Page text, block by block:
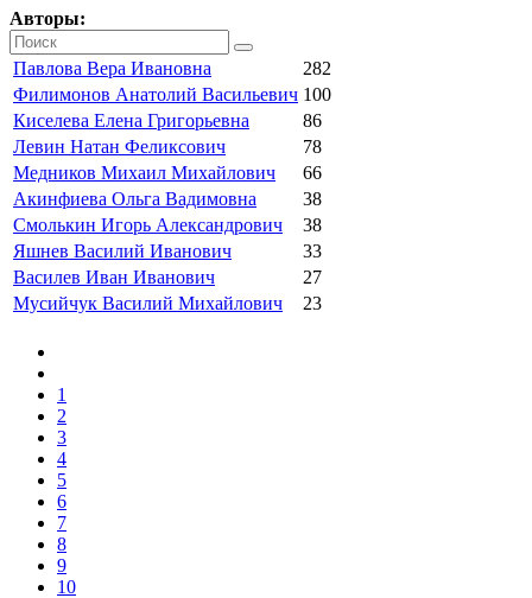
Авторы:
Павлова Вера Ивановна
282
Филимонов Анатолий Васильевич 100
Киселева Елена Григорьевна
86
Левин Натан Феликсович
78
Медников Михаил Михайлович
66
Акинфиева Ольга Вадимовна
38
Смолькин Игорь Александрович
38
Яшнев Василий Иванович
33
Василев Иван Иванович
27
Мусийчук Василий Михайлович
23
1
2
3
4
5
6
7
8
9
10